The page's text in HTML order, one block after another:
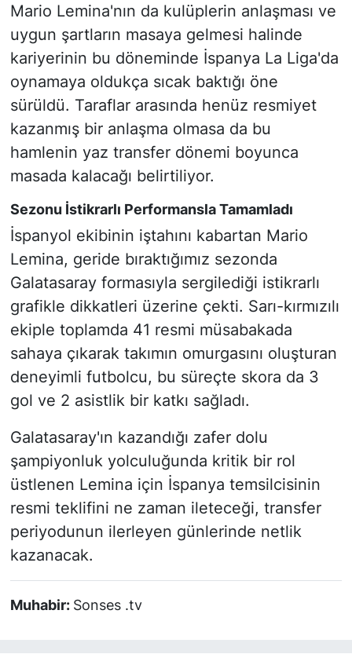
Mario Lemina'nın da kulüplerin anlaşması ve
uygun şartların masaya gelmesi halinde
kariyerinin bu döneminde İspanya La Liga'da
oynamaya oldukça sıcak baktığı öne
sürüldü. Taraflar arasında henüz resmiyet
kazanmış bir anlaşma olmasa da bu
hamlenin yaz transfer dönemi boyunca
masada kalacağı belirtiliyor.
Sezonu İstikrarlı Performansla Tamamladı
İspanyol ekibinin iştahını kabartan Mario
Lemina, geride bıraktığımız sezonda
Galatasaray formasıyla sergilediği istikrarlı
grafikle dikkatleri üzerine çekti. Sarı-kırmızılı
ekiple toplamda 41 resmi müsabakada
sahaya çıkarak takımın omurgasını oluşturan
deneyimli futbolcu, bu süreçte skora da 3
gol ve 2 asistlik bir katkı sağladı.
Galatasaray'ın kazandığı zafer dolu
şampiyonluk yolculuğunda kritik bir rol
üstlenen Lemina için İspanya temsilcisinin
resmi teklifini ne zaman ileteceği, transfer
periyodunun ilerleyen günlerinde netlik
kazanacak.
Muhabir: Sonses .tv